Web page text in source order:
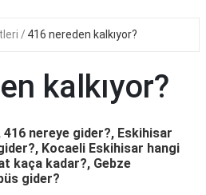
416 nereden kalkıyor?
kalkıyor?
416 nereye gider?, Eskihisar
Kocaeli Eskihisar hangi
kaça kadar?, Gebze
gider?